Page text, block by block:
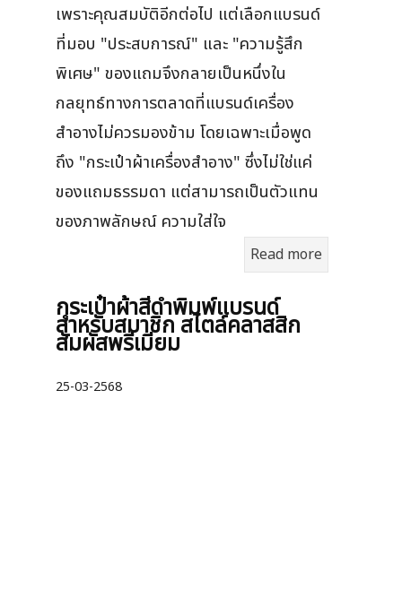
เพราะคุณสมบัติอีกต่อไป แต่เลือกแบรนด์
ที่มอบ "ประสบการณ์" และ "ความรู้สึก
พิเศษ" ของแถมจึงกลายเป็นหนึ่งใน
กลยุทธ์ทางการตลาดที่แบรนด์เครื่อง
สำอางไม่ควรมองข้าม โดยเฉพาะเมื่อพูด
ถึง "กระเป๋าผ้าเครื่องสำอาง" ซึ่งไม่ใช่แค่
ของแถมธรรมดา แต่สามารถเป็นตัวแทน
ของภาพลักษณ์ ความใส่ใจ
Read more
กระเป๋าผ้าสีดำพิมพ์แบรนด์
สำหรับสมาชิก สไตล์คลาสสิก
สัมผัสพรีเมียม
25-03-2568